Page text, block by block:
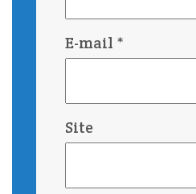
E-mail *
Site